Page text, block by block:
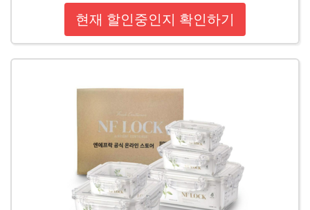
현재 할인중인지 확인하기